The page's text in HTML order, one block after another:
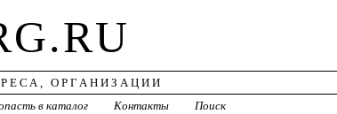
ОРГАНИЗАЦИИ
в каталог Контакты Поиск